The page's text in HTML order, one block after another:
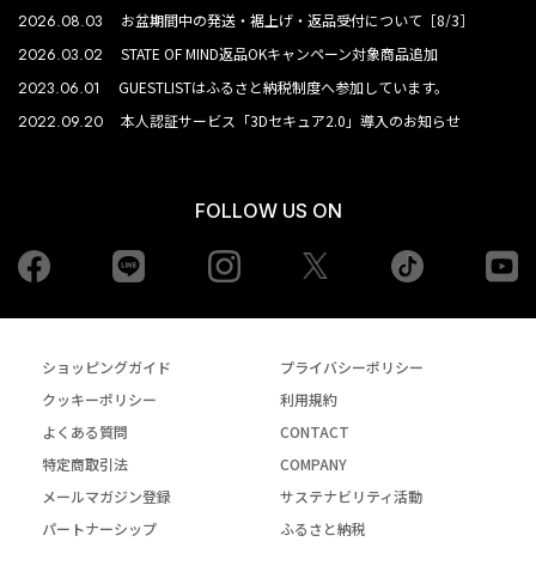
2026.08.03 お盆期間中の発送・裾上げ・返品受付について［8/3］
2026.03.02 STATE OF MIND返品OKキャンペーン対象商品追加
2023.06.01 GUESTLISTはふるさと納税制度へ参加しています。
2022.09.20 本人認証サービス「3Dセキュア2.0」導入のお知らせ
FOLLOW US ON
Facebook Instagram tiktok
ショッピングガイド
プライバシーポリシー
クッキーポリシー
利用規約
よくある質問
CONTACT
特定商取引法
COMPANY
メールマガジン登録
サステナビリティ活動
パートナーシップ
ふるさと納税